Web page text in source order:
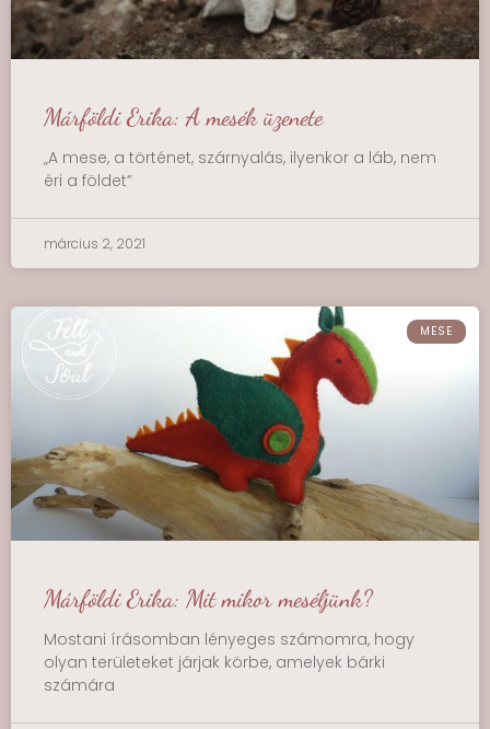
Márföldi Erika: A mesék üzenete
„A mese, a történet, szárnyalás, ilyenkor a láb, nem
éri a földet”
március 2, 2021
MESE
Márföldi Erika: Mit mikor meséljünk?
Mostani írásomban lényeges számomra, hogy
olyan területeket járjak körbe, amelyek bárki
számára